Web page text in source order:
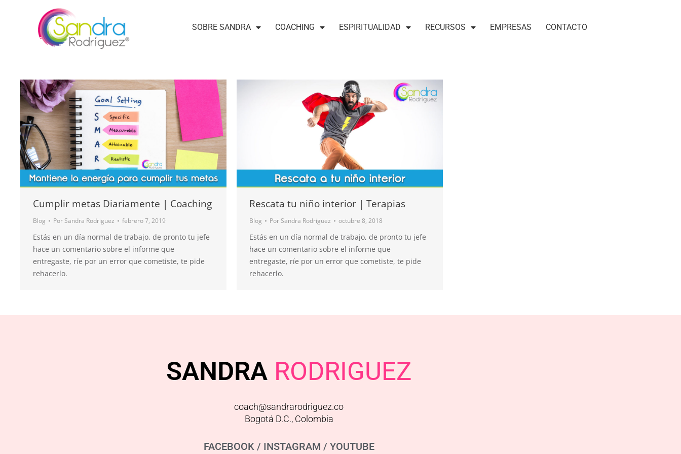
SOBRE SANDRA COACHING ESPIRITUALIDAD RECURSOS EMPRESAS CONTACTO
Cumplir metas Diariamente | Coaching
Blog Por Sandra Rodriguez febrero 7, 2019
Estás en un día normal de trabajo, de pronto tu jefe
hace un comentario sobre el informe que
entregaste, ríe por un error que cometiste, te pide
rehacerlo.
Rescata tu niño interior | Terapias
Blog Por Sandra Rodriguez octubre 8, 2018
Estás en un día normal de trabajo, de pronto tu jefe
hace un comentario sobre el informe que
entregaste, ríe por un error que cometiste, te pide
rehacerlo.
SANDRA RODRIGUEZ
coach@sandrarodriguez.co
Bogotá D.C., Colombia
FACEBOOK/ INSTAGRAM / YOUTUBE